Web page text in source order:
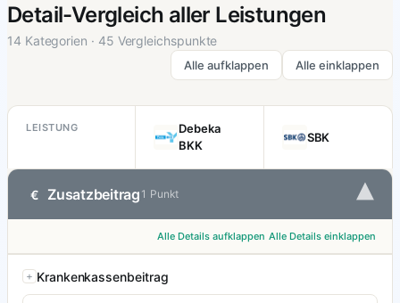
Detail-Vergleich aller Leistungen
14 Kategorien · 45 Vergleichspunkte
Alle aufklappen Alle einklappen
LEISTUNG
Debeka
BKK
SBK
€ Zusatzbeitrag 1 Punkt ▾
Alle Details aufklappen Alle Details einklappen
Krankenkassenbeitrag